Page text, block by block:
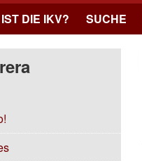
DIE IKV? SUCHE